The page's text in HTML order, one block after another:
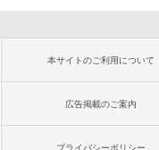
本サイトのご利用について
広告掲載のご案内
プライバシーポリシー